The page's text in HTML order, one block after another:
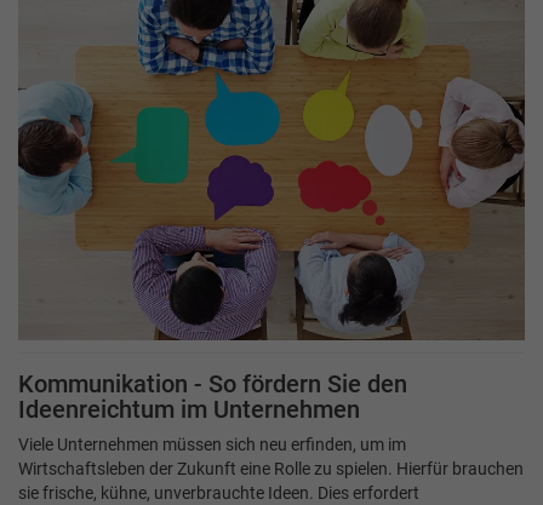
Kommunikation - So fördern Sie den
Ideenreichtum im Unternehmen
Viele Unternehmen müssen sich neu erfinden, um im
Wirtschaftsleben der Zukunft eine Rolle zu spielen. Hierfür brauchen
sie frische, kühne, unverbrauchte Ideen. Dies erfordert